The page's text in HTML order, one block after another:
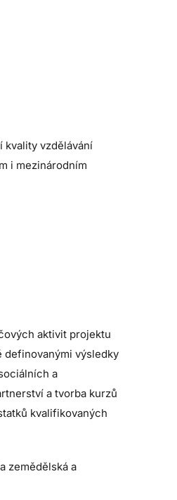
kvality vzdělávání
i mezinárodním
aktivit projektu
definovanými výsledky
a
a tvorba kurzů
kvalifikovaných
zemědělská a